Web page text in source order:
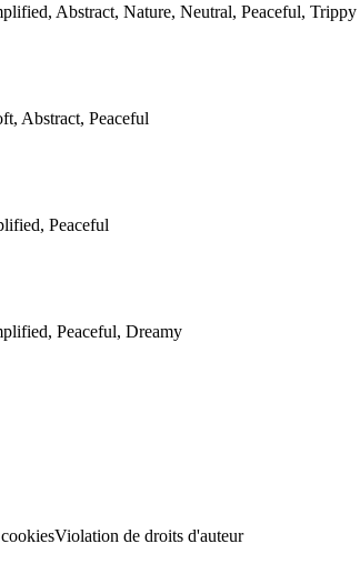
Abstract, Nature, Neutral, Peaceful, Trippy
Abstract, Peaceful
Peaceful
Peaceful, Dreamy
Violation de droits d'auteur